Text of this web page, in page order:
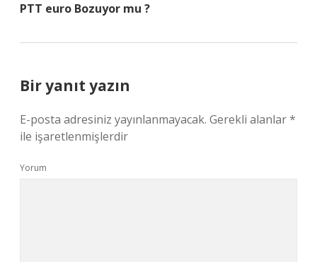
PTT euro Bozuyor mu ?
Bir yanıt yazın
E-posta adresiniz yayınlanmayacak. Gerekli alanlar*
ile işaretlenmişlerdir
Yorum